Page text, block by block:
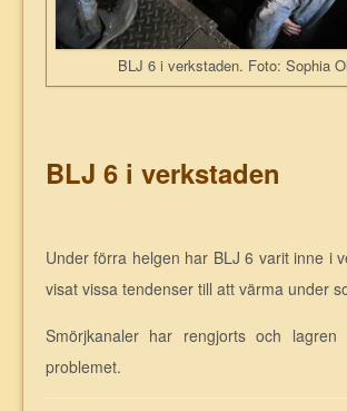
BLJ 6 i verkstaden. Foto: Sophia
BLJ 6 i verkstaden
Under förra helgen har BLJ 6 varit inne i
visat vissa tendenser till att värma under
Smörjkanaler har rengjorts och
problemet.